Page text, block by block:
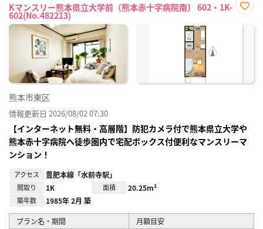
Kマンスリー熊本県立大学前（熊本赤十字病院南） 602・1K-
602(No.482213)
に入
熊本市東区
情報更新日 2026/08/02 07:30
【インターネット無料・高層階】防犯カメラ付で熊本県立大学や
熊本赤十字病院へ徒歩圏内で宅配ボックス付便利なマンスリーマ
ンション！
アクセス 豊肥本線「水前寺駅」
間取り 1K 面積 20.25m²
築年数 1985年 2月 築
プラン名・期間
月額目安